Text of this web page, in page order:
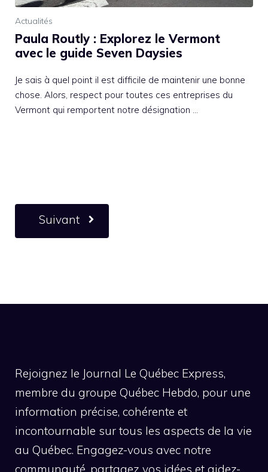
Actualités
Paula Routly : Explorez le Vermont
avec le guide Seven Daysies
Je sais à quel point il est difficile de maintenir une bonne
chose. Alors, respect pour toutes ces entreprises du
Vermont qui remportent notre désignation …
Suivant
Rejoignez le Journal Le Québec Express,
membre du groupe Québec Hebdo, pour une
information précise, cohérente et
incontournable sur tous les aspects de la vie
au Québec. Engagez-vous avec notre
communauté, partagez vos idées et aidez-